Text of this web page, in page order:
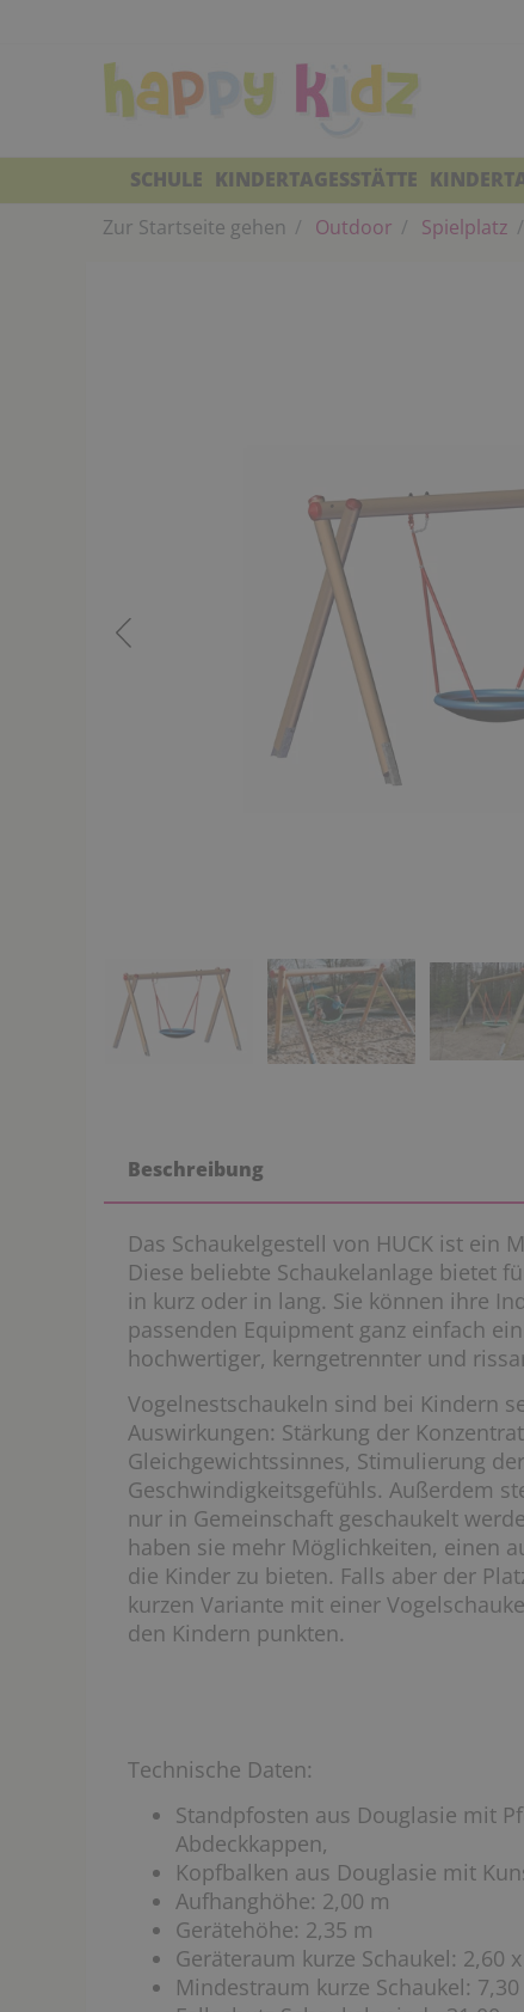
SCHULE KINDERTAGESSTÄTTE
Zur Startseite gehen
Outdoor Spielplatz
Beschreibung
Das Schaukelgestell von HUCK ist ein
Diese beliebte Schaukelanlage bietet
in kurz oder in lang. Sie können ihre
passenden Equipment ganz einfach
hochwertiger, kerngetrennter und
Vogelnestschaukeln sind bei Kindern
Auswirkungen: Stärkung der
Gleichgewichtssinnes, Stimulierung
Geschwindigkeitsgefühls. Außerdem
nur in Gemeinschaft geschaukelt
haben sie mehr Möglichkeiten, einen
die Kinder zu bieten. Falls aber der
kurzen Variante mit einer
den Kindern punkten.
Technische Daten:
Standpfosten aus Douglasie mit
Abdeckkappen,
Kopfbalken aus Douglasie mit
Aufhanghöhe: 2,00 m
Gerätehöhe: 2,35 m
Geräteraum kurze Schaukel: 2,60
Mindestraum kurze Schaukel: 7,30